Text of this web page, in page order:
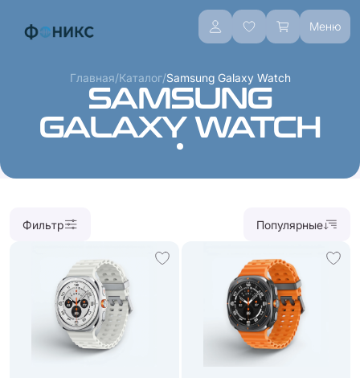
Меню
Главная/Каталог/Samsung Galaxy Watch
SAMSUNG
GALAXY WATCH
Фильтр Популярные